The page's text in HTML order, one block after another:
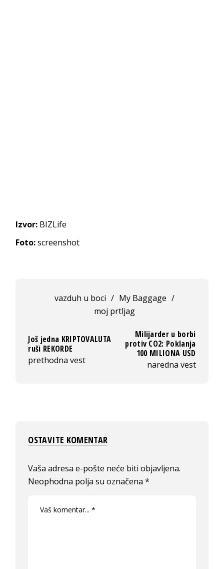
Izvor: BIZLife
Foto:screenshot
vazduh u boci / My Baggage /
moj prtljag
Još jedna KRIPTOVALUTA
ruši REKORDE
prethodna vest
Milijarder u borbi
protiv CO2: Poklanja
100 MILIONA USD
naredna vest
OSTAVITE KOMENTAR
Vaša adresa e-pošte neće biti objavljena.
Neophodna polja su označena*